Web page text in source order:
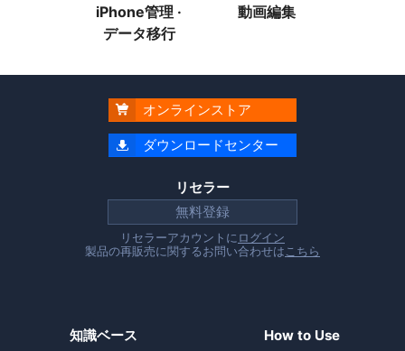
iPhone管理 ·
データ移行
動画編集
 オンラインストア
 ダウンロードセンター
リセラー
無料登録
リセラーアカウントに ログイン
製品の再販売に関するお問い合わせは こちら
知識ベース How to Use